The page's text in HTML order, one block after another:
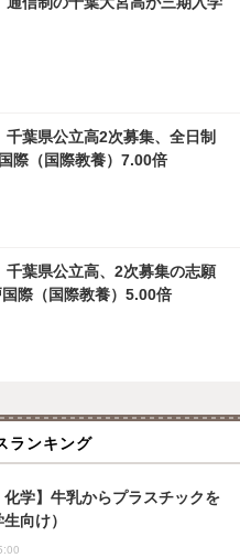
千葉県公立高2次募集、全日制
際（国際教養）7.00倍
千葉県公立高、2次募集の志願
際（国際教養）5.00倍
ランキング
化学】牛乳からプラスチックを
向け）